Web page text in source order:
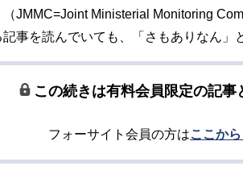
（JMMC=Joint Ministerial Monitoring
事を読んでいても、「さもありなん」
この続きは有料会員限定の記事
フォーサイト会員の方はここか